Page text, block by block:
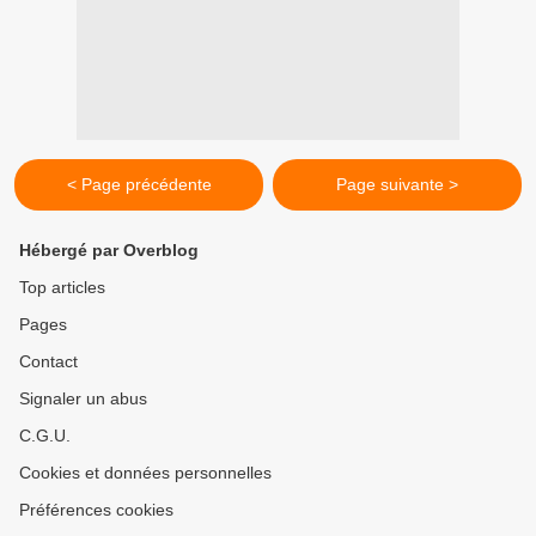
< Page précédente Page suivante >
Hébergé par Overblog
Top articles
Pages
Contact
Signaler un abus
C.G.U.
Cookies et données personnelles
Préférences cookies